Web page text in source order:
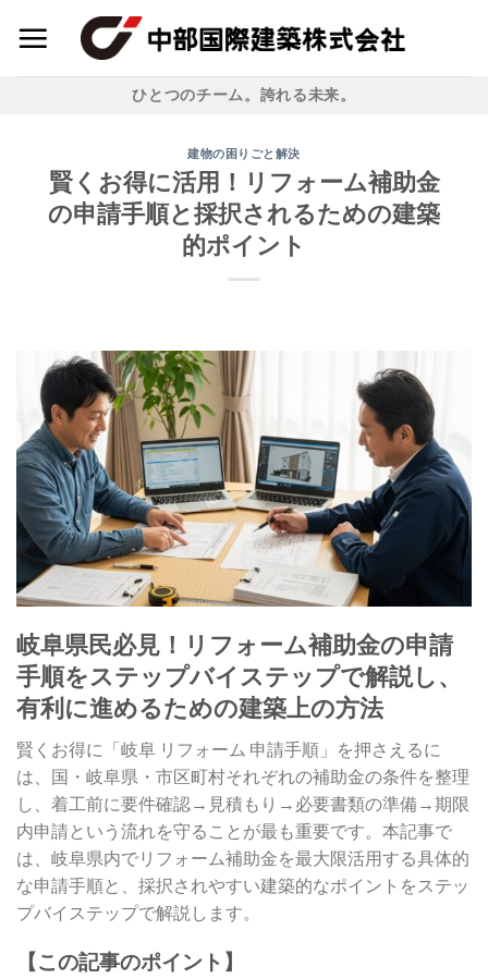
ひとつのチーム。誇れる未来。
建物の困りごと解決
賢くお得に活用！リフォーム補助金
の申請手順と採択されるための建築
的ポイント
岐阜県民必見！リフォーム補助金の申請
手順をステップバイステップで解説し、
有利に進めるための建築上の方法
賢くお得に「岐阜 リフォーム 申請手順」を押さえるに
は、国・岐阜県・市区町村それぞれの補助金の条件を整理
し、着工前に要件確認→見積もり→必要書類の準備→期限
内申請という流れを守ることが最も重要です。本記事で
は、岐阜県内でリフォーム補助金を最大限活用する具体的
な申請手順と、採択されやすい建築的なポイントをステッ
プバイステップで解説します。
【この記事のポイント】